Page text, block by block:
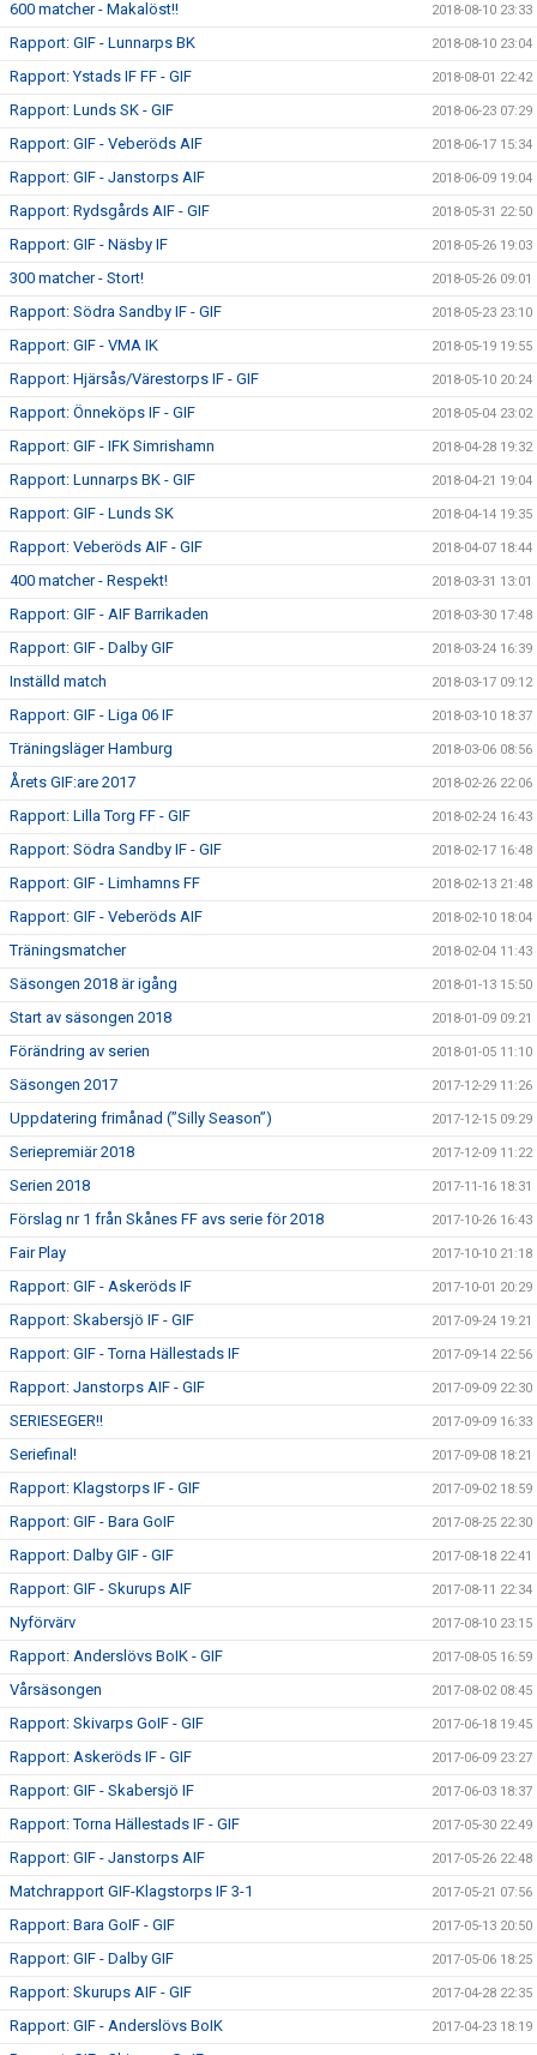
600 matcher - Makalöst!! 2018-08-10 23:33
Rapport: GIF - Lunnarps BK 2018-08-10 23:04
Rapport: Ystads IF FF - GIF 2018-08-01 22:42
Rapport: Lunds SK - GIF 2018-06-23 07:29
Rapport: GIF - Veberöds AIF 2018-06-17 15:34
Rapport: GIF - Janstorps AIF 2018-06-09 19:04
Rapport: Rydsgårds AIF - GIF 2018-05-31 22:50
Rapport: GIF - Näsby IF 2018-05-26 19:03
300 matcher - Stort! 2018-05-26 09:01
Rapport: Södra Sandby IF - GIF 2018-05-23 23:10
Rapport: GIF - VMA IK 2018-05-19 19:55
Rapport: Hjärsås/Värestorps IF - GIF 2018-05-10 20:24
Rapport: Önneköps IF - GIF 2018-05-04 23:02
Rapport: GIF - IFK Simrishamn 2018-04-28 19:32
Rapport: Lunnarps BK - GIF 2018-04-21 19:04
Rapport: GIF - Lunds SK 2018-04-14 19:35
Rapport: Veberöds AIF - GIF 2018-04-07 18:44
400 matcher - Respekt! 2018-03-31 13:01
Rapport: GIF - AIF Barrikaden 2018-03-30 17:48
Rapport: GIF - Dalby GIF 2018-03-24 16:39
Inställd match 2018-03-17 09:12
Rapport: GIF - Liga 06 IF 2018-03-10 18:37
Träningsläger Hamburg 2018-03-06 08:56
Årets GIF:are 2017 2018-02-26 22:06
Rapport: Lilla Torg FF - GIF 2018-02-24 16:43
Rapport: Södra Sandby IF - GIF 2018-02-17 16:48
Rapport: GIF - Limhamns FF 2018-02-13 21:48
Rapport: GIF - Veberöds AIF 2018-02-10 18:04
Träningsmatcher 2018-02-04 11:43
Säsongen 2018 är igång 2018-01-13 15:50
Start av säsongen 2018 2018-01-09 09:21
Förändring av serien 2018-01-05 11:10
Säsongen 2017 2017-12-29 11:26
Uppdatering frimånad (”Silly Season”) 2017-12-15 09:29
Seriepremiär 2018 2017-12-09 11:22
Serien 2018 2017-11-16 18:31
Förslag nr 1 från Skånes FF avs serie för 2018 2017-10-26 16:43
Fair Play 2017-10-10 21:18
Rapport: GIF - Askeröds IF 2017-10-01 20:29
Rapport: Skabersjö IF - GIF 2017-09-24 19:21
Rapport: GIF - Torna Hällestads IF 2017-09-14 22:56
Rapport: Janstorps AIF - GIF 2017-09-09 22:30
SERIESEGER!! 2017-09-09 16:33
Seriefinal! 2017-09-08 18:21
Rapport: Klagstorps IF - GIF 2017-09-02 18:59
Rapport: GIF - Bara GoIF 2017-08-25 22:30
Rapport: Dalby GIF - GIF 2017-08-18 22:41
Rapport: GIF - Skurups AIF 2017-08-11 22:34
Nyförvärv 2017-08-10 23:15
Rapport: Anderslövs BoIK - GIF 2017-08-05 16:59
Vårsäsongen 2017-08-02 08:45
Rapport: Skivarps GoIF - GIF 2017-06-18 19:45
Rapport: Askeröds IF - GIF 2017-06-09 23:27
Rapport: GIF - Skabersjö IF 2017-06-03 18:37
Rapport: Torna Hällestads IF - GIF 2017-05-30 22:49
Rapport: GIF - Janstorps AIF 2017-05-26 22:48
Matchrapport GIF-Klagstorps IF 3-1 2017-05-21 07:56
Rapport: Bara GoIF - GIF 2017-05-13 20:50
Rapport: GIF - Dalby GIF 2017-05-06 18:25
Rapport: Skurups AIF - GIF 2017-04-28 22:35
Rapport: GIF - Anderslövs BoIK 2017-04-23 18:19